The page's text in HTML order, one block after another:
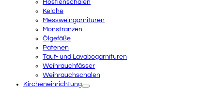
Hostienschalen
Kelche
Messweingarnituren
Monstranzen
Ölgefäße
Patenen
Tauf- und Lavabogarnituren
Weihrauchfässer
Weihrauchschalen
Kircheneinrichtung